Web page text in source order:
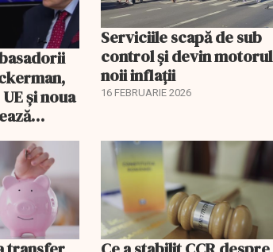
și noua
Serviciile scapă de sub
control și devin motorul
noii inflații
16 FEBRUARIE 2026